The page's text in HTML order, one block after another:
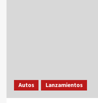
Autos Lanzamientos